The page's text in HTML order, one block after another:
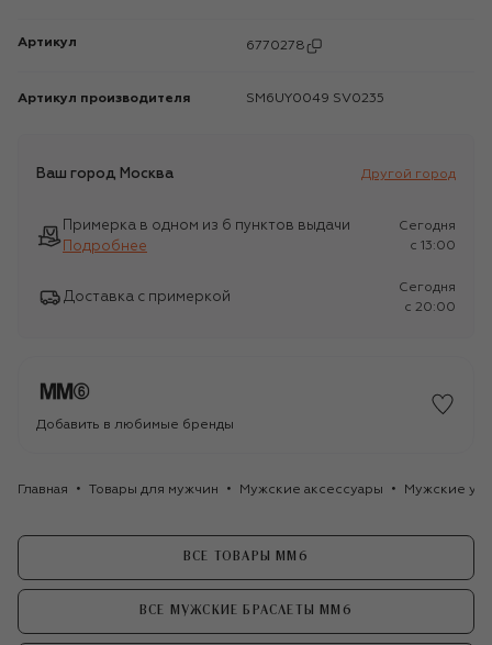
Артикул 6770278
Артикул производителя SM6UY0049 SV0235
Ваш город Москва Другой город
Примерка в одном из 6 пунктов выдачи
Подробнее
Сегодня
c 13:00
Доставка с примеркой
Сегодня
c 20:00
Добавить в любимые бренды
Главная Товары для мужчин Мужские аксессуары Мужские
ВСЕ ТОВАРЫ MM6
ВСЕ МУЖСКИЕ БРАСЛЕТЫ MM6